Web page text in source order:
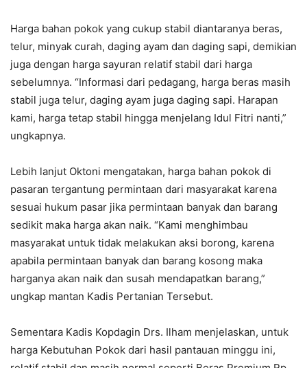
Harga bahan pokok yang cukup stabil diantaranya beras,
telur, minyak curah, daging ayam dan daging sapi, demikian
juga dengan harga sayuran relatif stabil dari harga
sebelumnya. “Informasi dari pedagang, harga beras masih
stabil juga telur, daging ayam juga daging sapi. Harapan
kami, harga tetap stabil hingga menjelang Idul Fitri nanti,”
ungkapnya.
Lebih lanjut Oktoni mengatakan, harga bahan pokok di
pasaran tergantung permintaan dari masyarakat karena
sesuai hukum pasar jika permintaan banyak dan barang
sedikit maka harga akan naik. “Kami menghimbau
masyarakat untuk tidak melakukan aksi borong, karena
apabila permintaan banyak dan barang kosong maka
harganya akan naik dan susah mendapatkan barang,”
ungkap mantan Kadis Pertanian Tersebut.
Sementara Kadis Kopdagin Drs. Ilham menjelaskan, untuk
harga Kebutuhan Pokok dari hasil pantauan minggu ini,